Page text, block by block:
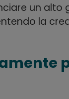
un alto
la